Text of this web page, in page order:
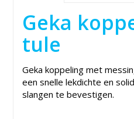
Geka
tule
Geka koppeling met
een snelle lekdichte en
slangen te bevestigen.